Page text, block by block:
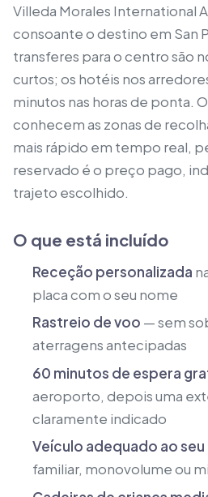
Villeda Morales International
consoante o destino em San
transferes para o centro são
curtos; os hotéis nos
minutos nas horas de ponta.
conhecem as zonas de
mais rápido em tempo real,
reservado é o preço pago,
trajeto escolhido.
O que está incluído
Receção personalizada
placa com o seu nome
Rastreio de voo — sem
aterragens antecipadas
60 minutos de espera
aeroporto, depois uma
claramente indicado
Veículo adequado ao
familiar, monovolume ou